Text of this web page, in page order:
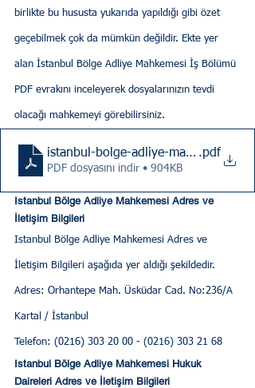
birlikte bu hususta yukarıda yapıldığı gibi özet
geçebilmek çok da mümkün değildir. Ekte yer
alan İstanbul Bölge Adliye Mahkemesi İş Bölümü
PDF evrakını inceleyerek dosyalarınızın tevdi
olacağı mahkemeyi görebilirsiniz.
istanbul-bolge-adliye-mahkemesi-is-
.pdf
PDF dosyasını indir • 904KB
Istanbul Bölge Adliye Mahkemesi Adres ve
İletişim Bilgileri
Istanbul Bölge Adliye Mahkemesi Adres ve
İletişim Bilgileri aşağıda yer aldığı şekildedir.
Adres: Orhantepe Mah. Üsküdar Cad. No:236/A
Kartal / İstanbul
Telefon: (0216) 303 20 00 - (0216) 303 21 68
Istanbul Bölge Adliye Mahkemesi Hukuk
Daireleri Adres ve İletişim Bilgileri